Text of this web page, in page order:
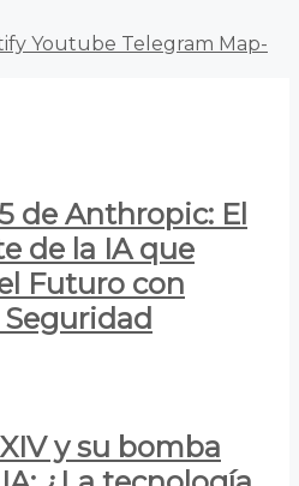
Youtube Telegram Map-
de Anthropic: El
de la IA que
Futuro con
y su bomba